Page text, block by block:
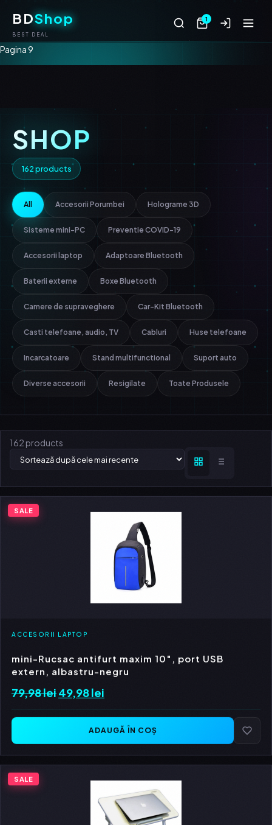
BDShop
BEST DEAL
1
Pagina 9
SHOP
162 products
All Accesorii Porumbei Holograme 3D
Sisteme mini-PC Preventie COVID-19
Accesorii laptop Adaptoare Bluetooth
Baterii externe Boxe Bluetooth
Camere de supraveghere Car-Kit Bluetooth
Casti telefoane, audio, TV Cabluri Huse telefoane
Incarcatoare Stand multifunctional Suport auto
Diverse accesorii Resigilate Toate Produsele
162 products
SALE
ACCESORII LAPTOP
mini-Rucsac antifurt maxim 10″, port USB
extern, albastru-negru
79,98leiPrețul
fost:
79,98 lei.
49,98 lei
este:
49,98 lei.
ADAUGĂ ÎN COȘ
SALE